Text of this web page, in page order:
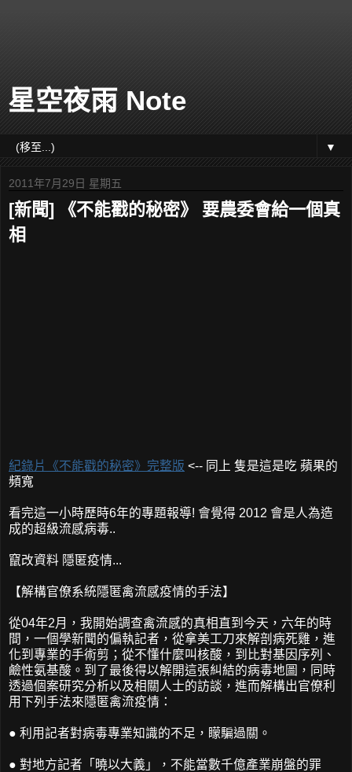
星空夜雨 Note
▼
2011年7月29日 星期五
[新聞] 《不能戳的秘密》 要農委會給一個真
相
紀錄片《不能戳的秘密》完整版 <-- 同上 隻是這是吃 蘋果的
頻寬
看完這一小時歷時6年的專題報導! 會覺得 2012 會是人為造
成的超級流感病毒..
竄改資料 隱匿疫情...
【解構官僚系統隱匿禽流感疫情的手法】
從04年2月，我開始調查禽流感的真相直到今天，六年的時
間，一個學新聞的偏執記者，從拿美工刀來解剖病死雞，進
化到專業的手術剪；從不懂什麼叫核酸，到比對基因序列、
鹼性氨基酸。到了最後得以解開這張糾結的病毒地圖，同時
透過個案研究分析以及相關人士的訪談，進而解構出官僚利
用下列手法來隱匿禽流疫情：
● 利用記者對病毒專業知識的不足，矇騙過關。
● 對地方記者「曉以大義」，不能當數千億產業崩盤的罪